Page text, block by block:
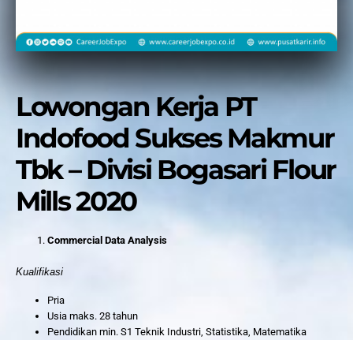
Lowongan Kerja PT
Indofood Sukses Makmur
Tbk – Divisi Bogasari Flour
Mills 2020
Commercial Data Analysis
Kualifikasi
Pria
Usia maks. 28 tahun
Pendidikan min. S1 Teknik Industri, Statistika, Matematika